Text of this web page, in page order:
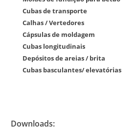
Cubas de transporte
Calhas / Vertedores
Cápsulas de moldagem
Cubas longitudinais
Depósitos de areias / brita
Cubas basculantes/ elevatórias
Downloads: